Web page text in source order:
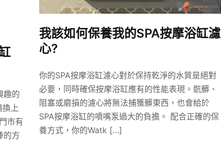
我該如何保養我的SPA按摩浴缸濾
心?
你的SPA按摩浴缸濾心對於保持乾淨的水質是絕對
必要，同時確保按摩浴缸應有的性能表現。骯髒、
阻塞或磨損的濾心將無法捕獲髒東西，也會給於
SPA按摩浴缸的噴嘴泵過大的負擔。 配合正確的保
養方式，你的Watk […]
趣的
換上
市有
的方